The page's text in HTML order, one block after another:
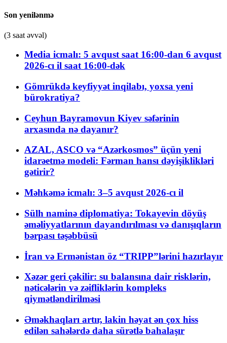
Son yenilənmə
(3 saat əvvəl)
Media icmalı: 5 avqust saat 16:00-dan 6 avqust
2026-cı il saat 16:00-dək
Gömrükdə keyfiyyət inqilabı, yoxsa yeni
bürokratiya?
Ceyhun Bayramovun Kiyev səfərinin
arxasında nə dayanır?
AZAL, ASCO və “Azərkosmos” üçün yeni
idarəetmə modeli: Fərman hansı dəyişiklikləri
gətirir?
Məhkəmə icmalı: 3–5 avqust 2026-cı il
Sülh naminə diplomatiya: Tokayevin döyüş
əməliyyatlarının dayandırılması və danışıqların
bərpası təşəbbüsü
İran və Ermənistan öz “TRIPP”lərini hazırlayır
Xəzər geri çəkilir: su balansına dair risklərin,
nəticələrin və zəifliklərin kompleks
qiymətləndirilməsi
Əməkhaqları artır, lakin həyat ən çox hiss
edilən sahələrdə daha sürətlə bahalaşır